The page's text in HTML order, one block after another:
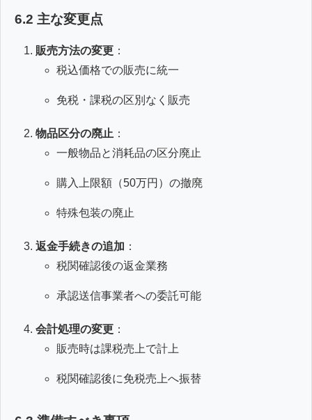
6.2 主な変更点
販売方法の変更 ：
税込価格での販売に統一
免税・課税の区別なく販売
物品区分の廃止 ：
一般物品と消耗品の区分廃止
購入上限額（50万円）の撤廃
特殊包装の廃止
返金手続きの追加 ：
税関確認後の返金業務
承認送信事業者への委託可能
会計処理の変更 ：
販売時は課税売上で計上
税関確認後に免税売上へ振替